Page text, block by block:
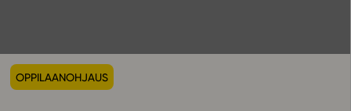
Yläkoulu
Lukio
OPPILAANOHJAUS